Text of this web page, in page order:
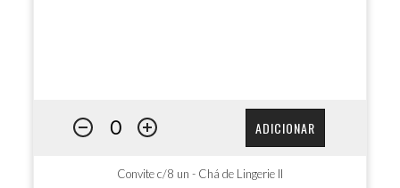
ADICIONAR
Convite c/8 un - Chá de Lingerie II